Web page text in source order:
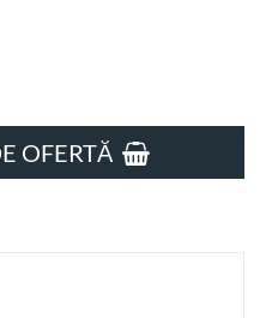
ADĂUGARE ÎN COȘ DE OFERTĂ